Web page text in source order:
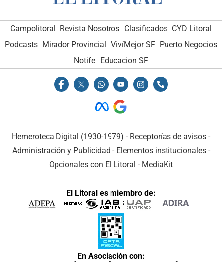
Campolitoral Revista Nosotros Clasificados CYD Litoral
Podcasts Mirador Provincial VivíMejor SF Puerto Negocios
Notife Educacion SF
Hemeroteca Digital (1930-1979) - Receptorías de avisos -
Administración y Publicidad - Elementos institucionales-
Opcionales con El Litoral - MediaKit
El Litoral es miembro de:
En Asociación con: